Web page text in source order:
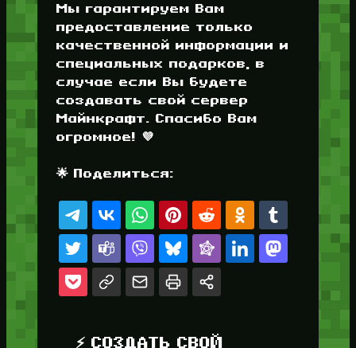
Мы гарантируем Вам
предоставление только
качественной информации и
специальных подарков, в
случае если Вы будете
создавать свой сервер
Майнкрафт. Спасибо Вам
огромное! 💜
🌟 Поделиться:
⚡ СОЗДАТЬ СВОЙ